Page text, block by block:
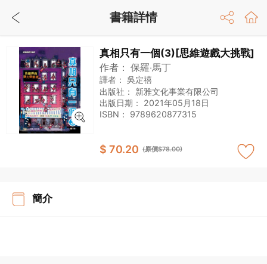
真相只有一個(3)[思維遊戲大挑戰]
作者： 保羅‧馬丁
譯者： 吳定禧
出版社： 新雅文化事業有限公司
出版日期： 2021年05月18日
ISBN： 9789620877315
$ 70.20 (原價$78.00)
簡介
書籍詳情